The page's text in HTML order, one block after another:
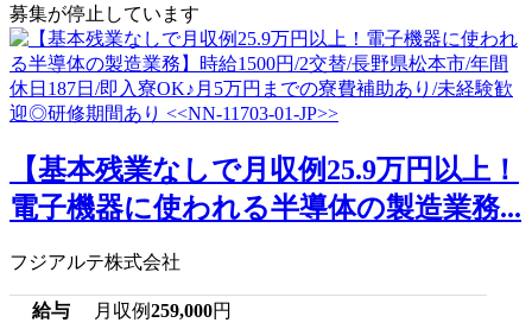
募集が停止しています
【基本残業なしで月収例25.9万円以上！
電子機器に使われる半導体の製造業務...
フジアルテ株式会社
給与 月収例259,000円